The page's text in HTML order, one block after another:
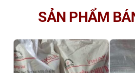
SẢN PHẨM